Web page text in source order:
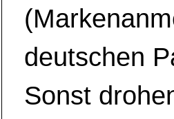
deutschen
Sonst